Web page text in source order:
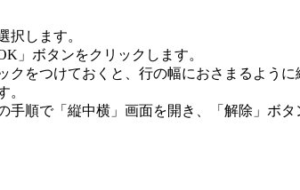
択します。
」ボタンをクリックします。
をつけておくと、行の幅におさまるよう
。
順で「縦中横」画面を開き、「解除」ボタ